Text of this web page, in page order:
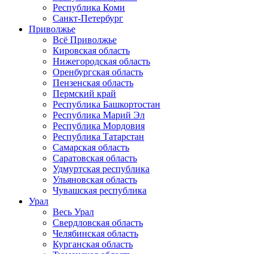
Республика Коми
Санкт-Петербург
Приволжье
Всё Приволжье
Кировская область
Нижегородская область
Оренбургская область
Пензенская область
Пермский край
Республика Башкортостан
Республика Марий Эл
Республика Мордовия
Республика Татарстан
Самарская область
Саратовская область
Удмуртская республика
Ульяновская область
Чувашская республика
Урал
Весь Урал
Свердловская область
Челябинская область
Курганская область